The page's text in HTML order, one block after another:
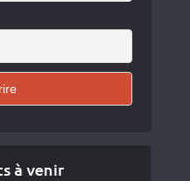
à venir